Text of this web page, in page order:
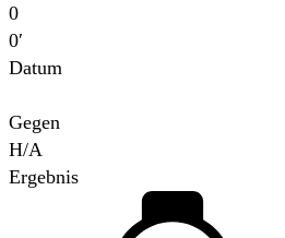
0
0′
Datum
Gegen
H/A
Ergebnis